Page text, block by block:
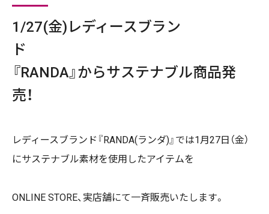
1/27(金)レディースブラン
『RANDA』からサステナブル商品発
売！
レディースブランド『RANDA(ランダ)』では1月27日（金）
にサステナブル素材を使用したアイテムを
ONLINE STORE、実店舗にて一斉販売いたします。